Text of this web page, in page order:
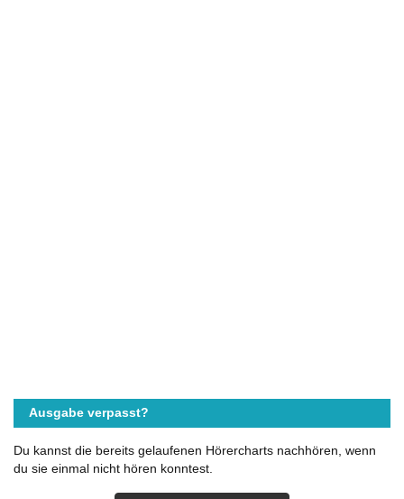
Ausgabe verpasst?
Du kannst die bereits gelaufenen Hörercharts nachhören, wenn
du sie einmal nicht hören konntest.